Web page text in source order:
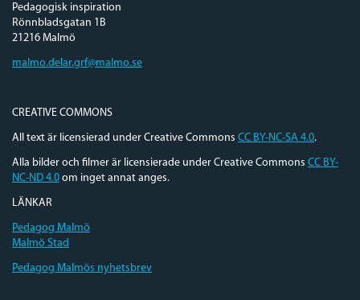
Pedagogisk inspiration
Rönnbladsgatan 1B
21216 Malmö
malmo.delar.grf@malmo.se
CREATIVE COMMONS
All text är licensierad under Creative Commons CC BY-NC-SA 4.0.
Alla bilder och filmer är licensierade under Creative Commons CC BY-
NC-ND 4.0 om inget annat anges.
LÄNKAR
Pedagog Malmö
Malmö Stad
Pedagog Malmös nyhetsbrev